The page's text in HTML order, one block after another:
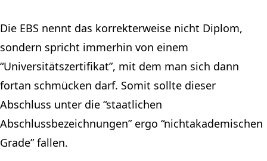
Die EBS nennt das korrekterweise nicht Diplom,
sondern spricht immerhin von einem
“Universitätszertifikat”, mit dem man sich dann
fortan schmücken darf. Somit sollte dieser
Abschluss unter die “staatlichen
Abschlussbezeichnungen” ergo “nichtakademischen
Grade” fallen.